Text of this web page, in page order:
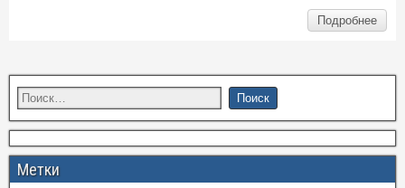
Подробнее
Метки